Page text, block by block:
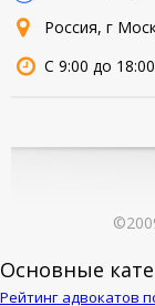
Россия, г
С 9:00 до 18:00
Основные
Рейтинг адвокатов